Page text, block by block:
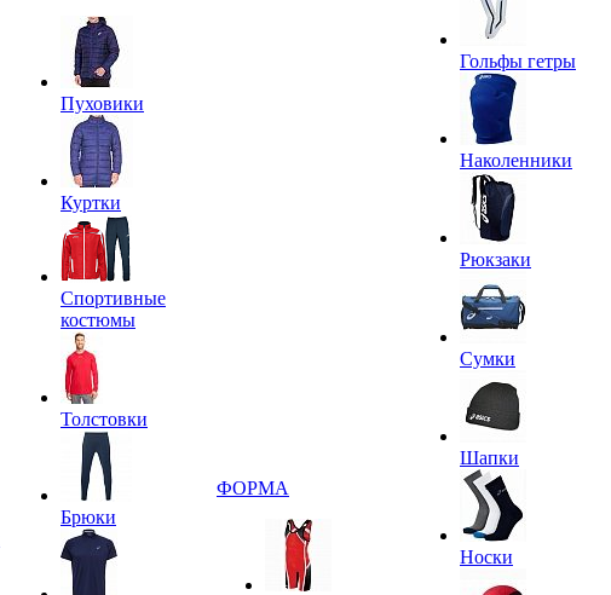
Пуховики
Куртки
Спортивные
костюмы
Толстовки
Брюки
ФОРМА
Гольфы гетры
Наколенники
Рюкзаки
Сумки
Шапки
Носки